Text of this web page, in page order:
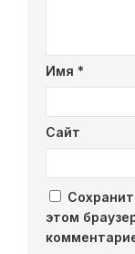
Имя *
Сайт
этом